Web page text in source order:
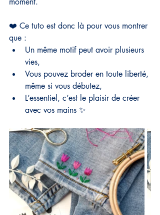
❤️ Ce tuto est donc là pour vous montrer
que :
Un même motif peut avoir plusieurs
vies,
Vous pouvez broder en toute liberté,
même si vous débutez,
L’essentiel, c’est le plaisir de créer
avec vos mains ✨